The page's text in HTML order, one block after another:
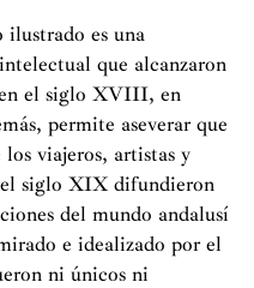
ilustrado es una
que alcanzaron
en el siglo XVIII, en
permite aseverar que
viajeros, artistas y
el siglo XIX difundieron
del mundo andalusí
e idealizado por el
ni únicos ni